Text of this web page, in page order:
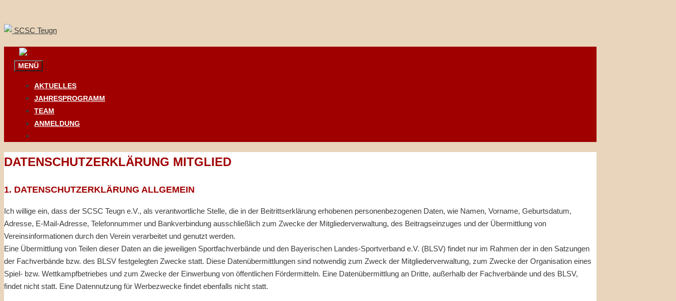
zum
Inhalt
MENÜ
AKTUELLES
JAHRESPROGRAMM
TEAM
ANMELDUNG
DATENSCHUTZERKLÄRUNG MITGLIED
1. DATENSCHUTZERKLÄRUNG ALLGEMEIN
Ich willige ein, dass der SCSC Teugn e.V., als verantwortliche Stelle, die in der Beitrittserklärung erhobenen personenbezogenen Daten, wie Namen, Vorname, Geburtsdatum,
Adresse, E-Mail-Adresse, Telefonnummer und Bankverbindung ausschließlich zum Zwecke der Mitgliederverwaltung, des Beitragseinzuges und der Übermittlung von
Vereinsinformationen durch den Verein verarbeitet und genutzt werden.
Eine Übermittlung von Teilen dieser Daten an die jeweiligen Sportfachverbände und den Bayerischen Landes-Sportverband e.V. (BLSV) findet nur im Rahmen der in den Satzungen
der Fachverbände bzw. des BLSV festgelegten Zwecke statt. Diese Datenübermittlungen sind notwendig zum Zweck der Mitgliederverwaltung, zum Zwecke der Organisation eines
Spiel- bzw. Wettkampfbetriebes und zum Zwecke der Einwerbung von öffentlichen Fördermitteln. Eine Datenübermittlung an Dritte, außerhalb der Fachverbände und des BLSV,
findet nicht statt. Eine Datennutzung für Werbezwecke findet ebenfalls nicht statt.